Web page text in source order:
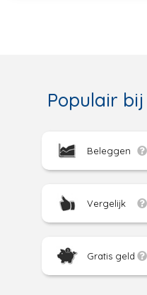
Populair
Beleggen
Vergelijk
Gratis geld